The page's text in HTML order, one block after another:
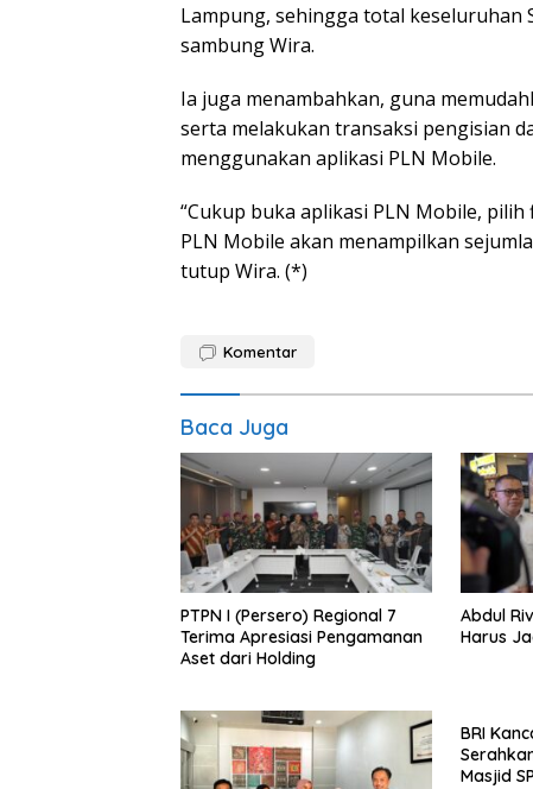
Lampung, sehingga total keseluruhan
sambung Wira.
Ia juga menambahkan, guna
serta melakukan transaksi pengisian
menggunakan aplikasi PLN Mobile.
“Cukup buka aplikasi PLN Mobile, pilih
PLN Mobile akan menampilkan
tutup Wira. (*)
Komentar
Baca Juga
PTPN I (Persero) Regional 7
Terima Apresiasi Pengamanan
Aset dari Holding
Abdul
Harus
BRI
Masjid